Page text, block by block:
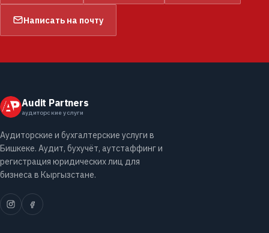
Написать на почту
Audit Partners
аудиторские услуги
Аудиторские и бухгалтерские услуги в
Бишкеке. Аудит, бухучёт, аутстаффинг и
регистрация юридических лиц для
бизнеса в Кыргызстане.